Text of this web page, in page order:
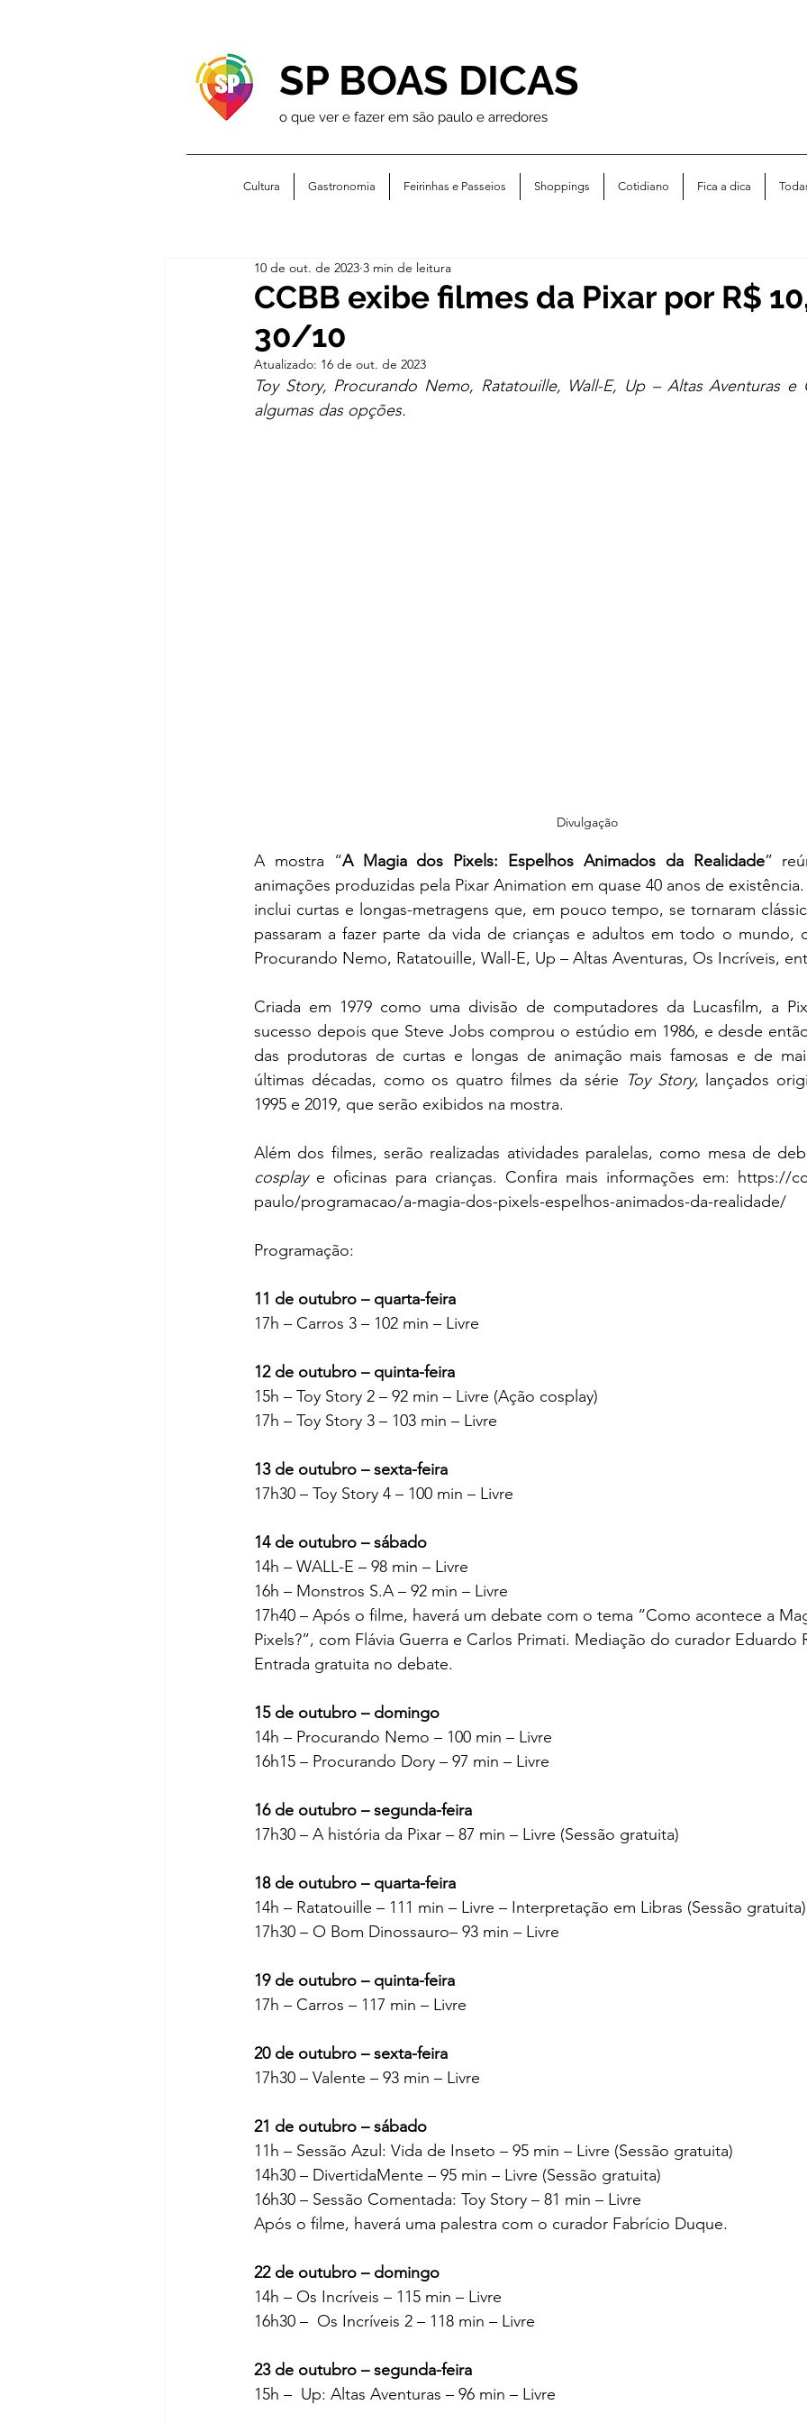
SP BOAS DICAS
o que ver e fazer em são paulo e arredores
Cultura Gastronomia Feirinhas e Passeios Shoppings Cotidiano Fica a dica
CCBB exibe filmes da Pixar por R$
30/10
10 de out. de 2023 3 min de leitura
Atualizado: 16 de out. de 2023
Toy Story, Procurando Nemo, Ratatouille, Wall-E, Up – Altas Aventuras e
algumas das opções.
Divulgação
A mostra “A Magia dos Pixels: Espelhos Animados da Realidade”
animações produzidas pela Pixar Animation em quase 40 anos de
inclui curtas e longas-metragens que, em pouco tempo, se tornaram
passaram a fazer parte da vida de crianças e adultos em todo o mundo,
Procurando Nemo, Ratatouille, Wall-E, Up – Altas Aventuras, Os Incríveis,
Criada em 1979 como uma divisão de computadores da Lucasfilm, a
sucesso depois que Steve Jobs comprou o estúdio em 1986, e desde
das produtoras de curtas e longas de animação mais famosas e de
últimas décadas, como os quatro filmes da série Toy Story, lançados
1995 e 2019, que serão exibidos na mostra.
Além dos filmes, serão realizadas atividades paralelas, como mesa de
cosplay e oficinas para crianças. Confira mais informações em: https://
paulo/programacao/a-magia-dos-pixels-espelhos-animados-da-realidade/
Programação:
11 de outubro – quarta-feira
17h – Carros 3 – 102 min – Livre
12 de outubro – quinta-feira
15h – Toy Story 2 – 92 min – Livre (Ação cosplay)
17h – Toy Story 3 – 103 min – Livre
13 de outubro – sexta-feira
17h30 – Toy Story 4 – 100 min – Livre
14 de outubro – sábado
14h – WALL-E – 98 min – Livre
16h – Monstros S.A – 92 min – Livre
17h40 – Após o filme, haverá um debate com o tema “Como acontece a
Pixels?”, com Flávia Guerra e Carlos Primati. Mediação do curador Eduardo
Entrada gratuita no debate.
15 de outubro – domingo
14h – Procurando Nemo – 100 min – Livre
16h15 – Procurando Dory – 97 min – Livre
16 de outubro – segunda-feira
17h30 – A história da Pixar – 87 min – Livre (Sessão gratuita)
18 de outubro – quarta-feira
14h – Ratatouille – 111 min – Livre – Interpretação em Libras (Sessão gratuita)
17h30 – O Bom Dinossauro– 93 min – Livre
19 de outubro – quinta-feira
17h – Carros – 117 min – Livre
20 de outubro – sexta-feira
17h30 – Valente – 93 min – Livre
21 de outubro – sábado
11h – Sessão Azul: Vida de Inseto – 95 min – Livre (Sessão gratuita)
14h30 – DivertidaMente – 95 min – Livre (Sessão gratuita)
16h30 – Sessão Comentada: Toy Story – 81 min – Livre
Após o filme, haverá uma palestra com o curador Fabrício Duque.
22 de outubro – domingo
14h – Os Incríveis – 115 min – Livre
16h30 –  Os Incríveis 2 – 118 min – Livre
23 de outubro – segunda-feira
15h –  Up: Altas Aventuras – 96 min – Livre